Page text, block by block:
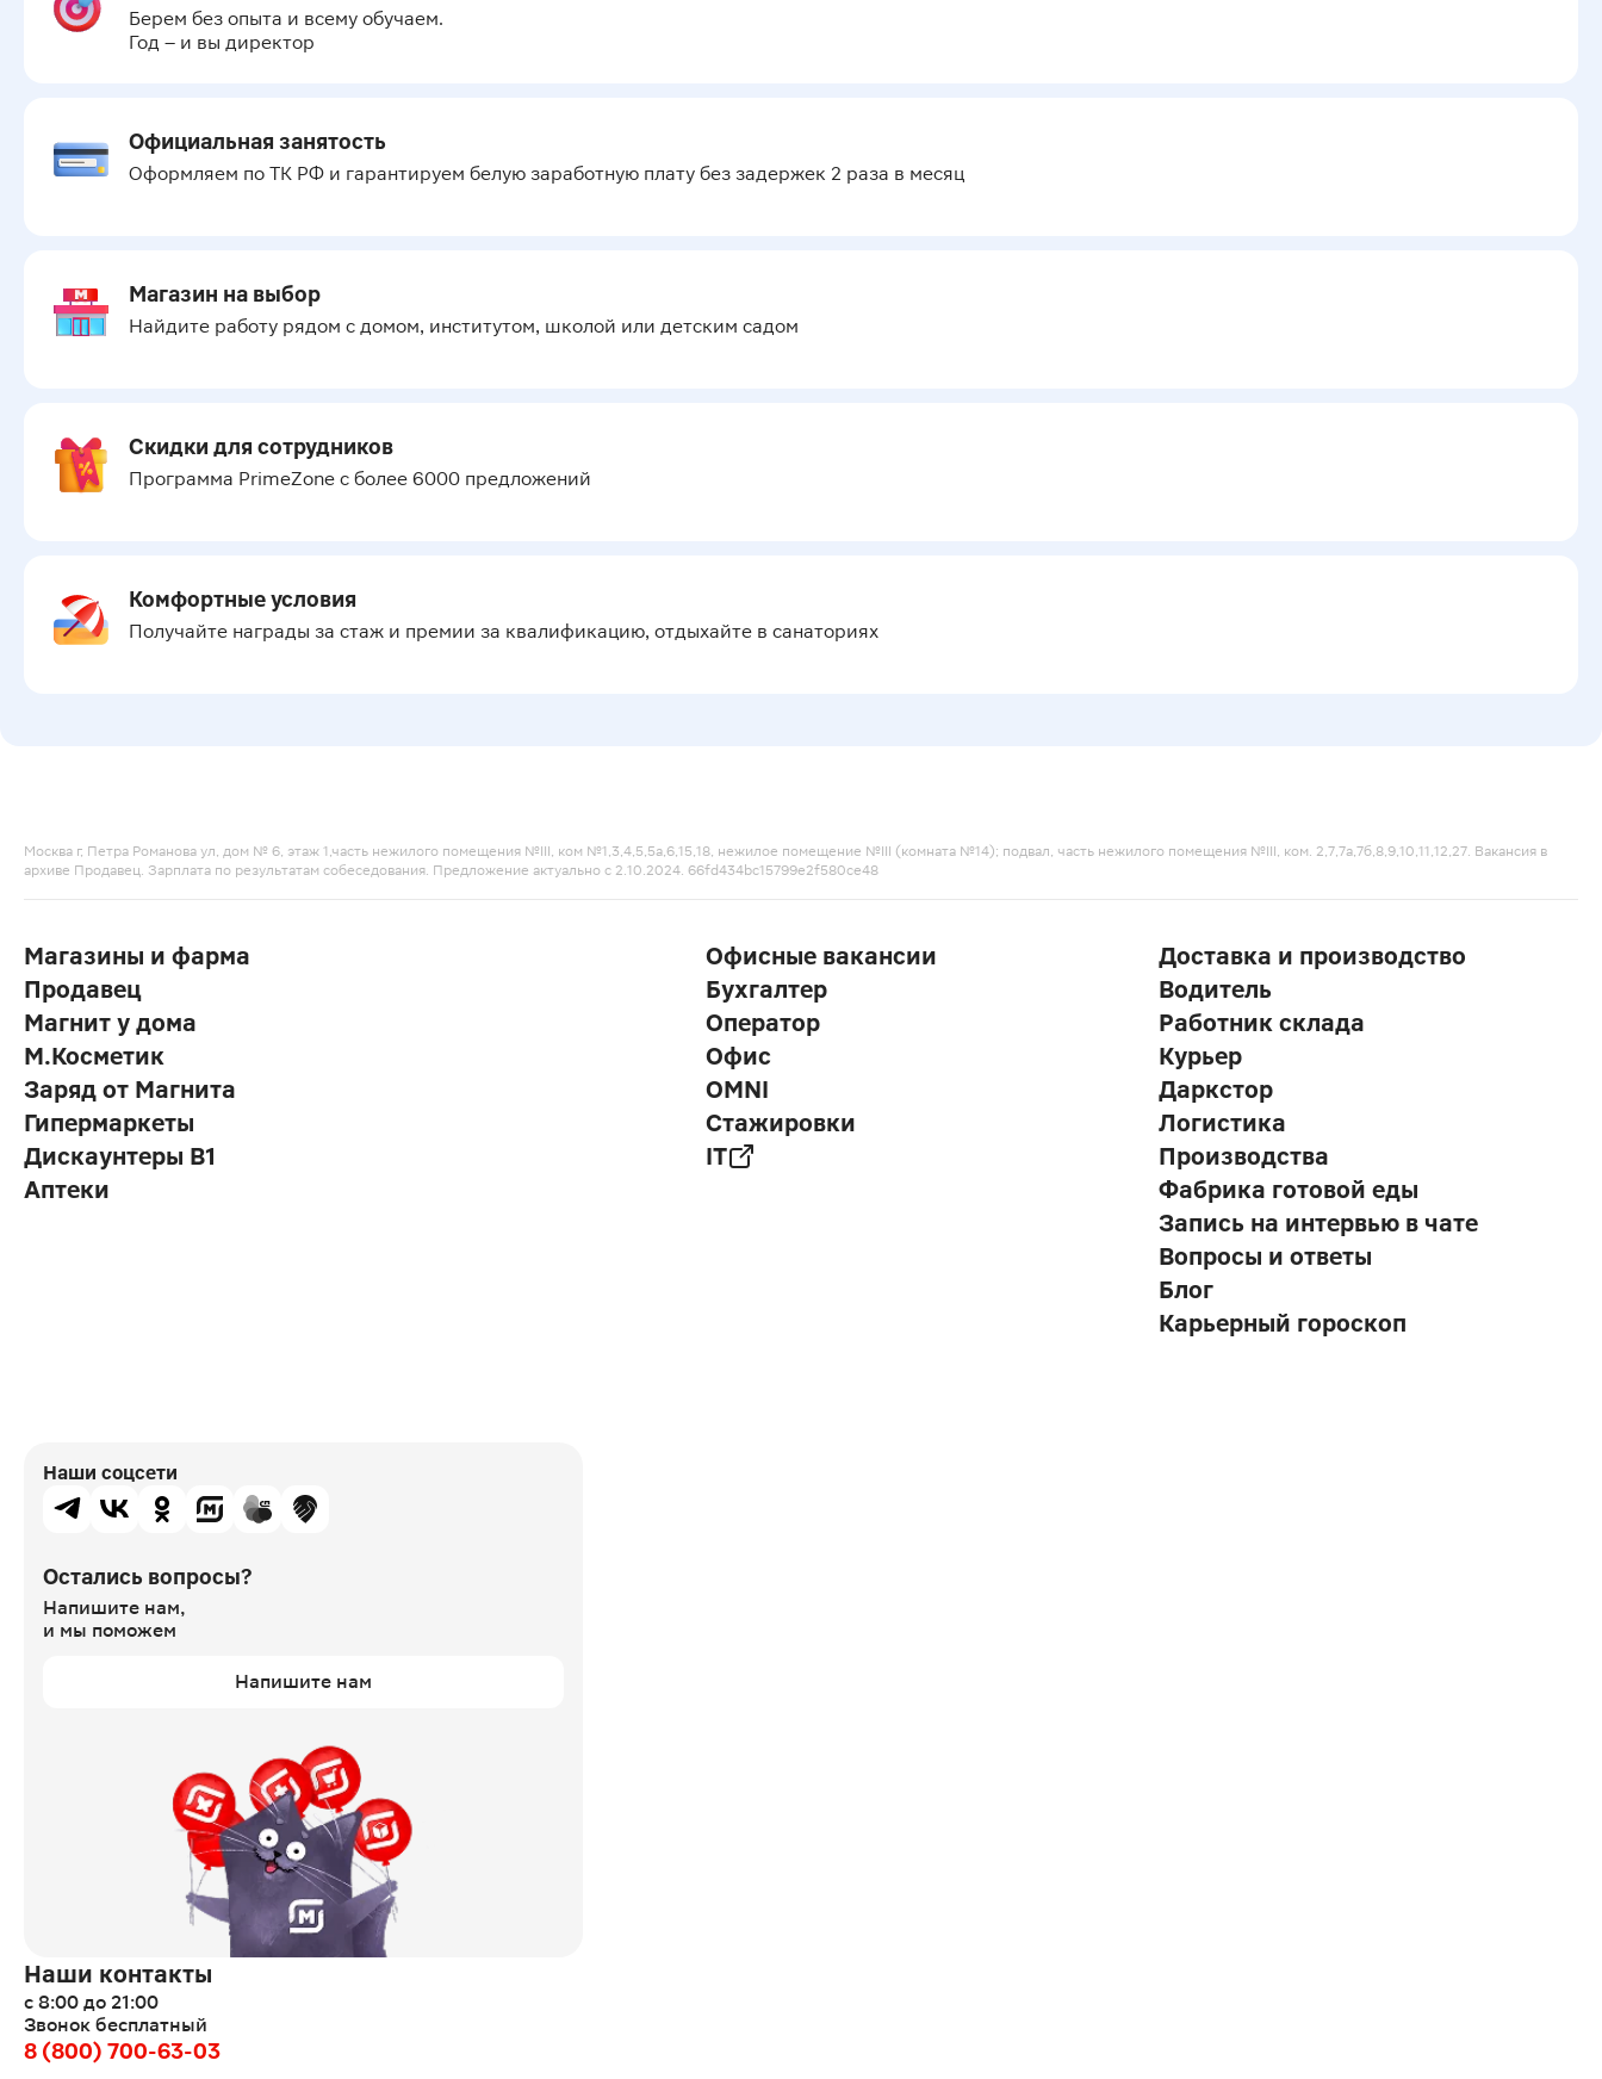
Берем без опыта и всему обучаем.
Год – и вы директор
Официальная занятость
Оформляем по ТК РФ и гарантируем белую заработную плату без задержек 2 раза в месяц
Магазин на выбор
Найдите работу рядом с домом, институтом, школой или детским садом
Скидки для сотрудников
Программа PrimeZone с более 6000 предложений
Комфортные условия
Получайте награды за стаж и премии за квалификацию, отдыхайте в санаториях
Москва г, Петра Романова ул, дом № 6, этаж 1,часть нежилого помещения №III, ком №1,3,4,5,5а,6,15,18, нежилое помещение №III (комната №14); подвал, часть нежилого помещения №III, ком. 2,7,7а,7б,8,9,10,11,12,27. Вакансия в
архиве Продавец. Зарплата по результатам собеседования. Предложение актуально с 2.10.2024. 66fd434bc15799e2f580ce48
Магазины и фарма
Продавец
Магнит у дома
М.Косметик
Заряд от Магнита
Гипермаркеты
Дискаунтеры В1
Аптеки
Офисные вакансии
Бухгалтер
Оператор
Офис
OMNI
Стажировки
IT
Доставка и производство
Водитель
Работник склада
Курьер
Даркстор
Логистика
Производства
Фабрика готовой еды
Запись на интервью в чате
Вопросы и ответы
Блог
Карьерный гороскоп
Наши соцсети
Остались вопросы?
Напишите нам,
и мы поможем
Напишите нам
Наши контакты
с 8:00 до 21:00
Звонок бесплатный
8 (800) 700-63-03